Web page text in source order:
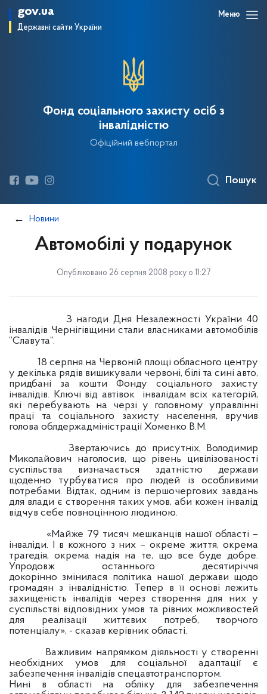
gov.ua
Державні сайти України
Меню
Фонд соціального захисту осіб з
інвалідністю
Офіційний вебпортал
Пошук
Новини
Автомобілі у подарунок
Опубліковано 26 серпня 2008 року о 11:27
З нагоди Дня Незалежності України 40
інвалідів Чернігівщини стали власниками автомобілів
“Славута”.
18 серпня на Червоній площі обласного центру
у декілька рядів вишикували червоні, білі та сині авто,
придбані за кошти Фонду соціального захисту
інвалідів. Ключі від автівок
інвалідам всіх категорій,
які перебувають на черзі у головному управлінні
праці та соціального захисту населення, вручив
голова облдержадміністрації Хоменко В.М.
Звертаючись до присутніх, Володимир
Миколайович наголосив, що рівень цивілізованості
суспільства визначається здатністю держави
щоденно турбуватися про людей із особливими
потребами. Відтак, одним із першочергових завдань
для влади є створення таких умов, аби кожен інвалід
відчув себе повноцінною людиною.
«Майже 79 тисяч мешканців нашої області –
інваліди. І в кожного з них – окреме життя, окрема
трагедія, окрема надія на те, що все буде добре.
Упродовж останнього десятиріччя
докорінно змінилася політика нашої держави щодо
громадян з інвалідністю. Тепер в її основі лежить
захищеність інвалідів через створення для них у
суспільстві відповідних умов та рівних можливостей
для реалізації життєвих потреб, творчого
потенціалу», - сказав керівник області.
Важливим напрямком діяльності у створенні
необхідних умов для соціальної адаптації є
забезпечення інвалідів спецавтотранспортом.
Нині в області на обліку для забезпечення